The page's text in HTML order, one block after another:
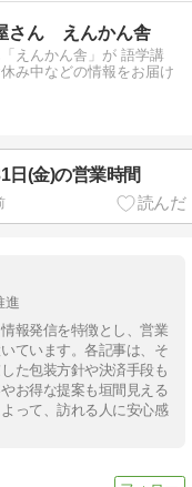
さん えんかん舎
えんかん舎」が 語学講
み中などの情報をお届け
日(金)の営業時間
進
報発信を特徴とし、営業
ています。各記事は、そ
た包装方針や決済手段も
お得な提案も垣間見える
って、訪れる人に安心感